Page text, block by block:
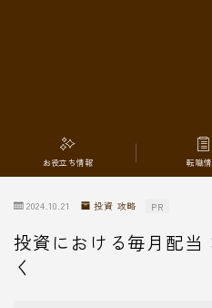
お役立ち情報 転職
2024.10.21 投資 攻略 PR
投資における毎月配当
く